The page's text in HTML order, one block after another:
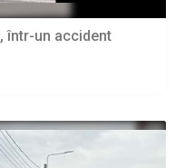
într-un accident